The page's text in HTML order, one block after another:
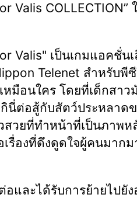
Valis
Valis" เป็นเกมแอคชั่น
Telenet สำหรับพี
มือนใคร โดยที่เด็กสา
กินี่ต่อสู้กับสัตว์ประหลาด
สวยที่ทำหน้าที่เป็นภาพห
รื่องที่ดึงดูดใจผู้คนมาก
อและได้รับการย้ายไปยั